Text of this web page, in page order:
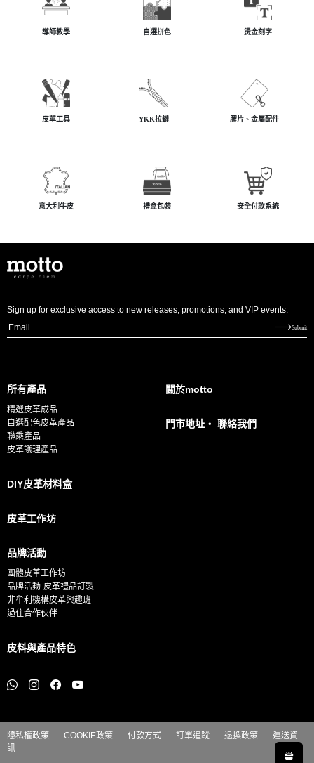
導師教學 自選拼色 燙金刻字
皮革工具 YKK拉鏈 膠片、金屬配件
意大利牛皮 禮盒包裝 安全付款系統
Sign up for exclusive access to new releases, promotions, and VIP events.
E
l
*
Submit
所有產品
精選皮革成品
自選配色皮革產品
聯乘產品
皮革護理產品
DIY皮革材料盒
皮革工作坊
品牌活動
團體皮革工作坊
品牌活動-皮革禮品訂製
非牟利機構皮革興趣班
過住合作伙伴
皮料與產品特色
關於motto
門市地址・ 聯絡我們
隱私權政策 COOKIE政策 付款方式 訂單追蹤 退換政策
運送資
訊